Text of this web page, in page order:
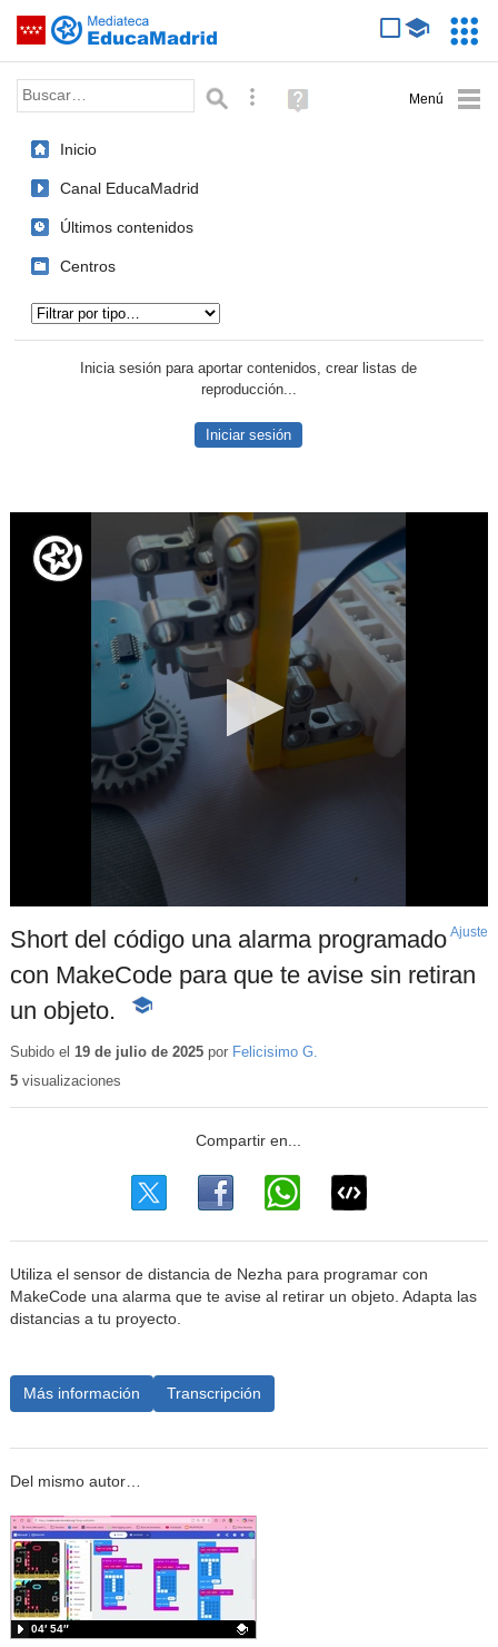
Saltar navegación
Palabra o frase: Búsqueda avanzada
Ayuda
(en
Inicio
Canal EducaMadrid
Últimos contenidos
Centros
Inicia sesión para aportar contenidos, crear listas de
reproducción...
Iniciar sesión
Short del código una alarma programado
con MakeCode para que te avise sin retiran
un objeto.
-
educativo
Ajuste
Subido el 19 de julio de 2025por Felicisimo G.
5visualizaciones
Utiliza el sensor de distancia de Nezha para programar con
MakeCode una alarma que te avise al retirar un objeto. Adapta las
distancias a tu proyecto.
Más información Transcripción
Del mismo autor…
04′ 54″